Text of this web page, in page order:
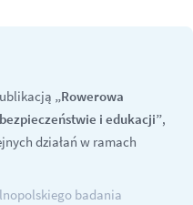
„Rowerowa
i edukacji”,
działań w ramach
badania